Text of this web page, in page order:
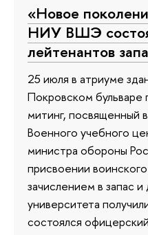
«Новое
НИУ ВШЭ
лейтенантов
25 июля в атриуме
Покровском
митинг, посвященный
Военного учебного
министра обороны
присвоении
зачислением в запас
университета
состоялся